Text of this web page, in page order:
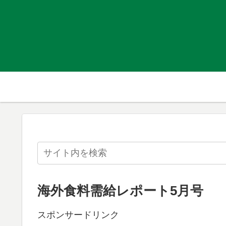
海外食料需給レポート5月号
スポンサードリンク